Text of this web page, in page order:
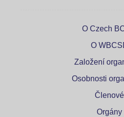
O Czech
O
Založení
Osobnosti
Členové
Orgány